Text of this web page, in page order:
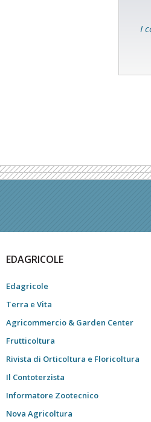
I
EDAGRICOLE
Edagricole
Terra e Vita
Agricommercio & Garden Center
Frutticoltura
Rivista di Orticoltura e Floricoltura
Il Contoterzista
Informatore Zootecnico
Nova Agricoltura